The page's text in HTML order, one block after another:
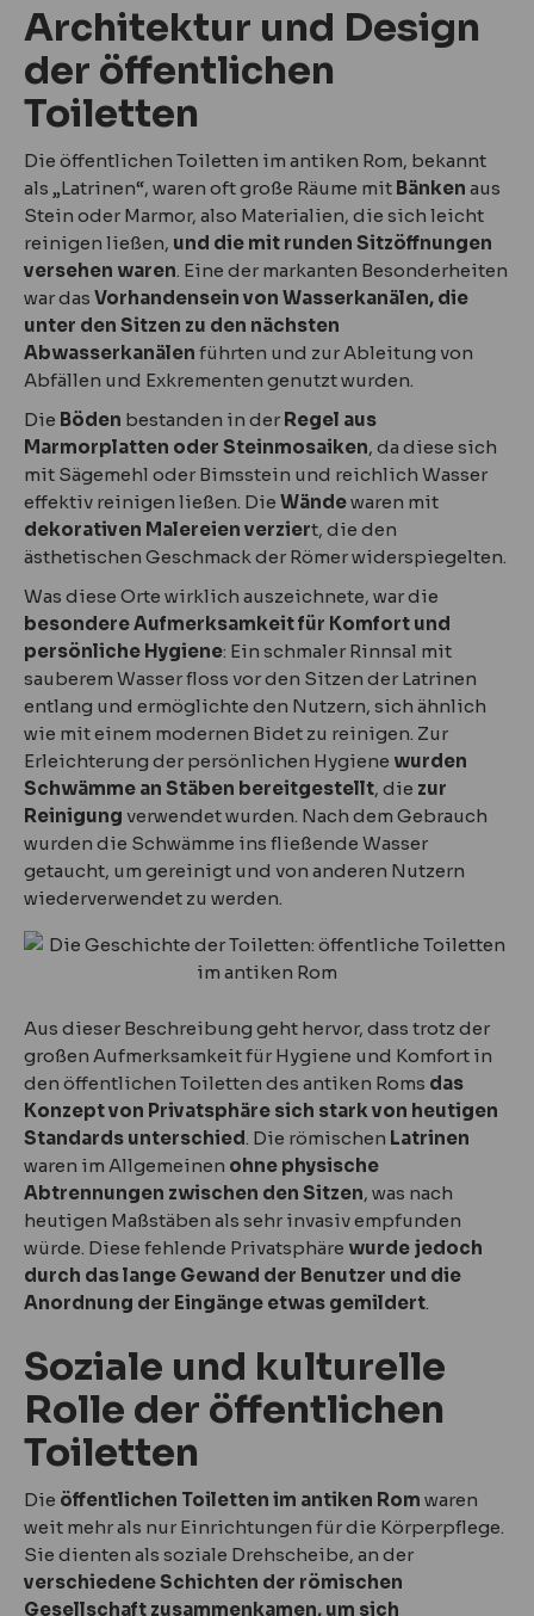
Architektur und Design
der öffentlichen
Toiletten
Die öffentlichen Toiletten im antiken Rom, bekannt
als „Latrinen“, waren oft große Räume mit Bänken aus
Stein oder Marmor, also Materialien, die sich leicht
reinigen ließen, und die mit runden Sitzöffnungen
versehen waren. Eine der markanten Besonderheiten
war das Vorhandensein von Wasserkanälen, die
unter den Sitzen zu den nächsten
Abwasserkanälen führten und zur Ableitung von
Abfällen und Exkrementen genutzt wurden.
Die Böden bestanden in der Regel aus
Marmorplatten oder Steinmosaiken, da diese sich
mit Sägemehl oder Bimsstein und reichlich Wasser
effektiv reinigen ließen. Die Wändewaren mit
dekorativen Malereien verziert, die den
ästhetischen Geschmack der Römer widerspiegelten.
Was diese Orte wirklich auszeichnete, war die
besondere Aufmerksamkeit für Komfort und
persönliche Hygiene: Ein schmaler Rinnsal mit
sauberem Wasser floss vor den Sitzen der Latrinen
entlang und ermöglichte den Nutzern, sich ähnlich
wie mit einem modernen Bidet zu reinigen. Zur
Erleichterung der persönlichen Hygiene wurden
Schwämme an Stäben bereitgestellt, die zur
Reinigung verwendet wurden. Nach dem Gebrauch
wurden die Schwämme ins fließende Wasser
getaucht, um gereinigt und von anderen Nutzern
wiederverwendet zu werden.
Aus dieser Beschreibung geht hervor, dass trotz der
großen Aufmerksamkeit für Hygiene und Komfort in
den öffentlichen Toiletten des antiken Roms das
Konzept von Privatsphäre sich stark von heutigen
Standards unterschied. Die römischen Latrinen
waren im Allgemeinen ohne physische
Abtrennungen zwischen den Sitzen, was nach
heutigen Maßstäben als sehr invasiv empfunden
würde. Diese fehlende Privatsphäre wurde jedoch
durch das lange Gewand der Benutzer und die
Anordnung der Eingänge etwas gemildert.
Soziale und kulturelle
Rolle der öffentlichen
Toiletten
Die öffentlichen Toiletten im antiken Rom waren
weit mehr als nur Einrichtungen für die Körperpflege.
Sie dienten als soziale Drehscheibe, an der
verschiedene Schichten der römischen
Gesellschaft zusammenkamen, um sich